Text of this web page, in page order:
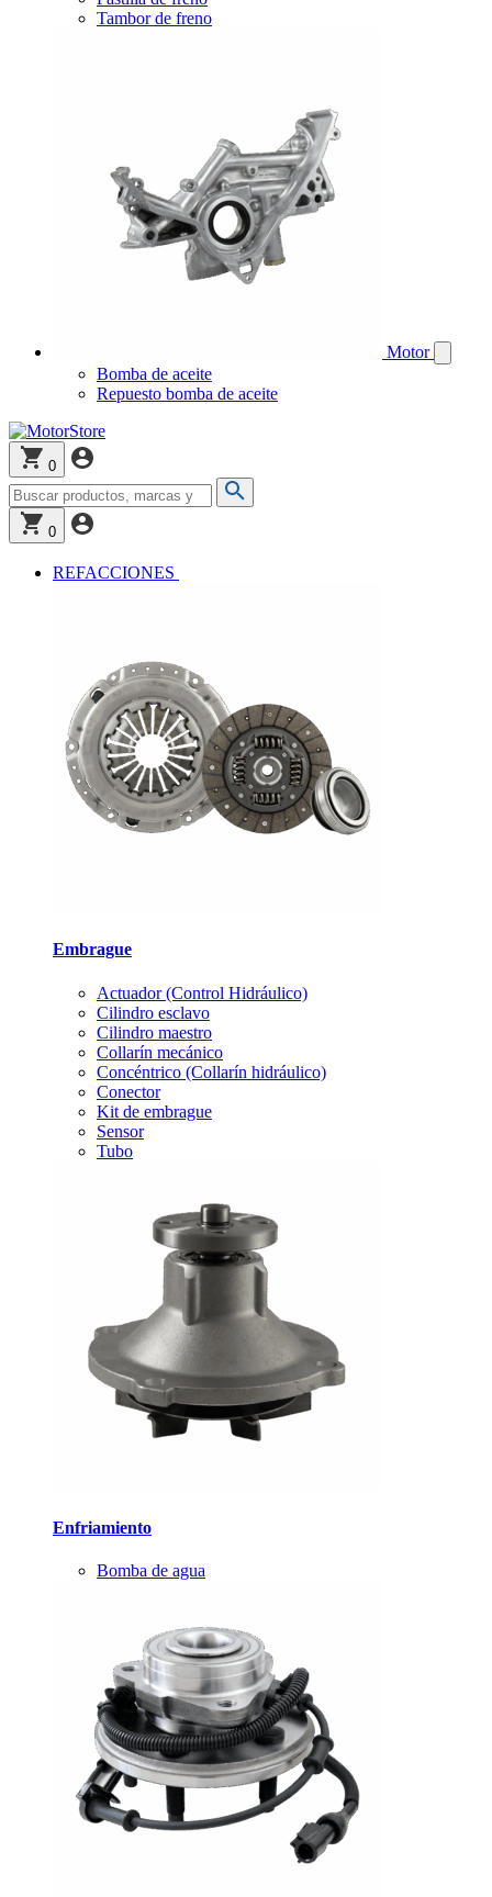
Tambor de freno
Motor
Bomba de aceite
Repuesto bomba de aceite
0
0
REFACCIONES
Embrague
Actuador (Control Hidráulico)
Cilindro esclavo
Cilindro maestro
Collarín mecánico
Concéntrico (Collarín hidráulico)
Conector
Kit de embrague
Sensor
Tubo
Enfriamiento
Bomba de agua